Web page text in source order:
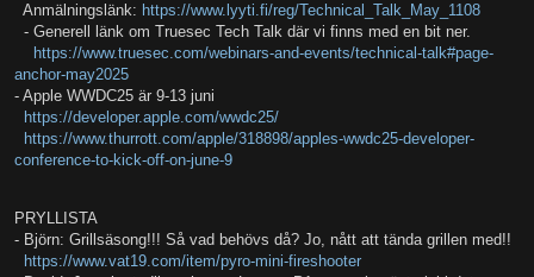
Anmälningslänk: https://www.lyyti.fi/reg/Technical_Talk_May_1108
- Generell länk om Truesec Tech Talk där vi finns med en bit ner.
https://www.truesec.com/webinars-and-events/technical-talk#page-
anchor-may2025
- Apple WWDC25 är 9-13 juni
https://developer.apple.com/wwdc25/
https://www.thurrott.com/apple/318898/apples-wwdc25-developer-
conference-to-kick-off-on-june-9
PRYLLISTA
- Björn: Grillsäsong!!! Så vad behövs då? Jo, nått att tända grillen med!!
https://www.vat19.com/item/pyro-mini-fireshooter